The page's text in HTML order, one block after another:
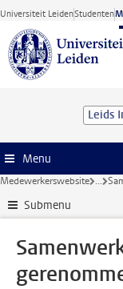
Ga direct naar de
Universiteit LeidenStudenten
Menu
Medewerkerswebsite ...
Submenu